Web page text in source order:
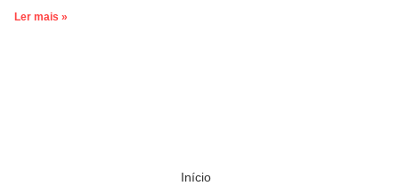
Ler mais »
Início